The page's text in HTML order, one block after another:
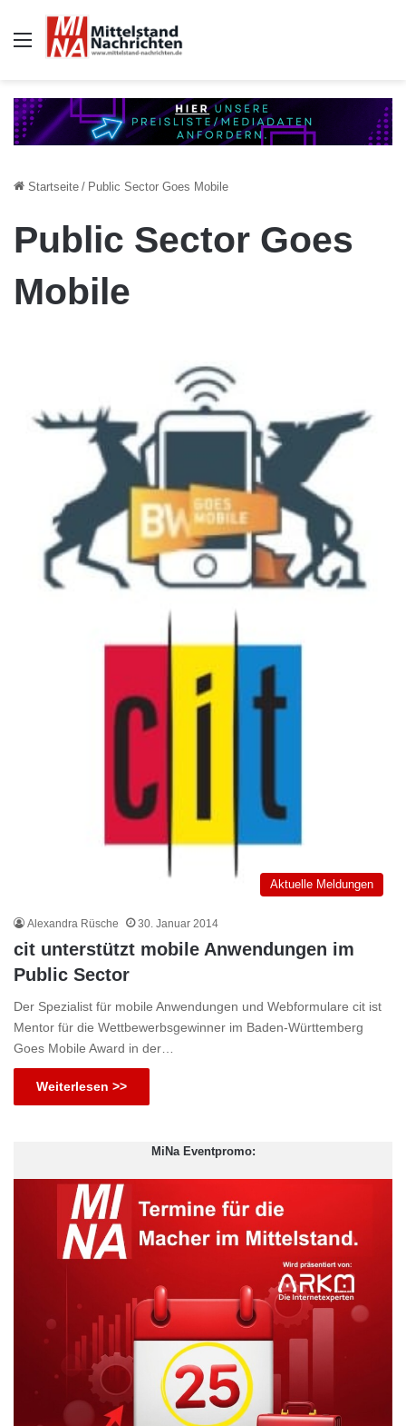
Auswahl
Startseite / Public Sector Goes Mobile
Public Sector Goes
Mobile
Aktuelle Meldungen
Alexandra Rüsche 30. Januar 2014
cit unterstützt mobile Anwendungen im
Public Sector
Der Spezialist für mobile Anwendungen und Webformulare cit ist
Mentor für die Wettbewerbsgewinner im Baden-Württemberg
Goes Mobile Award in der…
Weiterlesen >>
MiNa Eventpromo: